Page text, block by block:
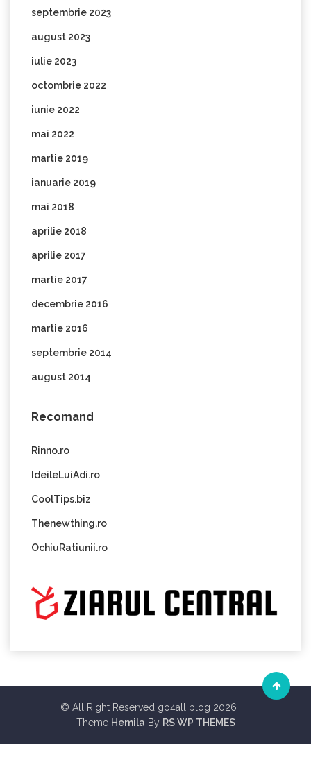
septembrie 2023
august 2023
iulie 2023
octombrie 2022
iunie 2022
mai 2022
martie 2019
ianuarie 2019
mai 2018
aprilie 2018
aprilie 2017
martie 2017
decembrie 2016
martie 2016
septembrie 2014
august 2014
Recomand
Rinno.ro
IdeileLuiAdi.ro
CoolTips.biz
Thenewthing.ro
OchiuRatiunii.ro
© All Right Reserved go4all blog 2026
Theme Hemila By RS WP THEMES